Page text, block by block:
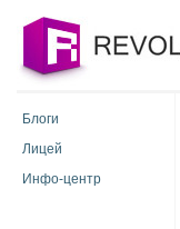
Блоги
Лицей
Инфо-центр